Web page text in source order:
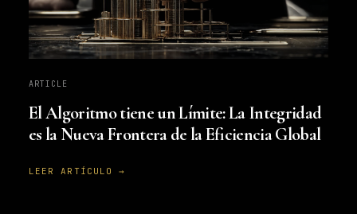
ARTICLE
El Algoritmo tiene un Límite: La Integridad
es la Nueva Frontera de la Eficiencia Global
LEER ARTÍCULO →